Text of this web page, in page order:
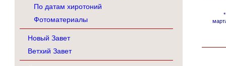
По датам хиротоний
Фотоматериалы
Новый Завет
Ветхий Завет